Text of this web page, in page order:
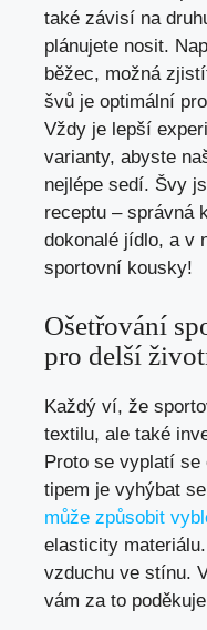
také závisí na
plánujete nosit.
běžec, možná
švů je optimální
Vždy je lepší
varianty, abyste
nejlépe sedí. Švy
receptu – správná
dokonalé jídlo, a v
sportovní kousky!
Ošetřování
pro delší
Každý ví, že
textilu, ale také
Proto se vyplatí se
tipem je vyhýbat
může způsobit
elasticity
vzduchu ve stínu.
vám za to